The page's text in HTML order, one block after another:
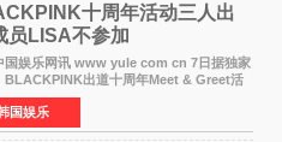
十周年活动三人出
员LISA不参加
乐网讯 www yule com cn 7日据独家
BLACKPINK出道十周年Meet & Greet活
智秀、ROS&Eacute;、JENNIE出席，
将缺席。 此前BLACKPINK所属社YG并
合出道十周年做
国娱乐